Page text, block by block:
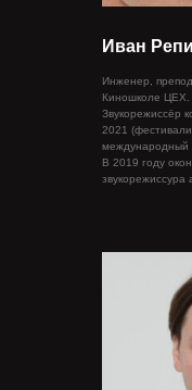
Иван
Инженер,
Киношколе ЦЕХ.
Звукорежиссёр
2021
международный
В 2019 году
звукорежиссура